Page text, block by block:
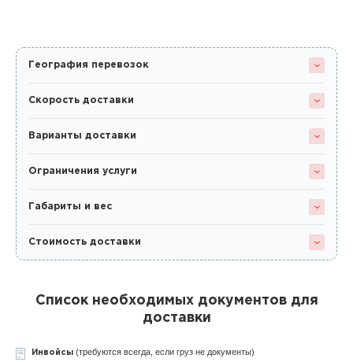
География перевозок
Скорость доставки
Варианты доставки
Ограничения услуги
Габариты и вес
Стоимость доставки
Список необходимых документов для
доставки
Инвойсы (требуются всегда, если груз не документы)